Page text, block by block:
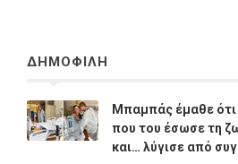
ΔΗΜΟΦΙΛΗ
Μπαμπάς έμαθε ότι
που του έσωσε τη
και… λύγισε από